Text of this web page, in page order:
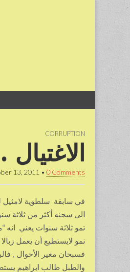
menu
CORRUPTION
13, 2011 • 0 Comments
في سابقة سلطوية لامثيل
تمو ثلاثة سنوات يعني
تمو لايستطيع أن يعمل
فسبحان مغير الأحوال ,
والطبل طالب ابراهيم